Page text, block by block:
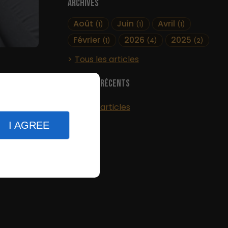
I AGREE
Archives
Août (1) Juin (1) Avril (1)
Février (1) 2026 (4) 2025 (2)
Tous les articles
Articles récents
Plus d'articles